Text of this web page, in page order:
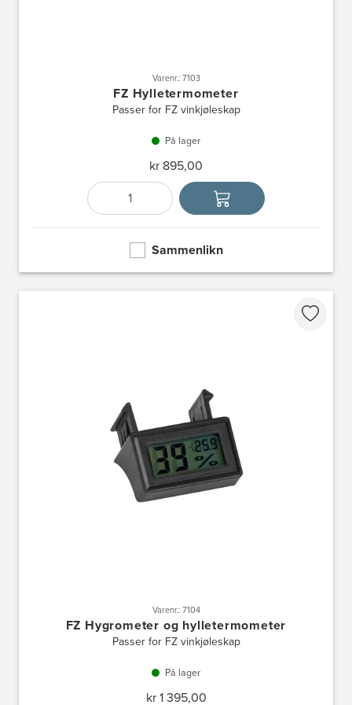
Varenr.: 7103
FZ Hylletermometer
Passer for FZ vinkjøleskap
På lager
kr 895,00
Antall
Velg enhet
Sammenlikn
Varenr.: 7104
FZ Hygrometer og hylletermometer
Passer for FZ vinkjøleskap
På lager
kr 1 395,00